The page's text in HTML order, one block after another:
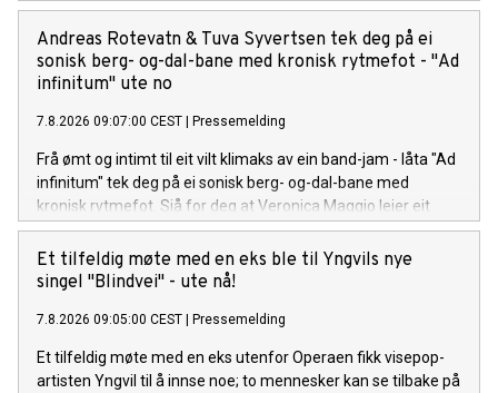
på sin nye singel «That's a Year», synger hun om den
spesifikke følelsen av å gå ut av et forhold og lure på om det
hele var bortkastet tid, men så å gradvis oppdage at livet på
den andre siden er uendelig mye bedre. Låten er bittersøt, litt
selvsikker og sassier enn noensinne. Sammen med singelen
slipper hun en offisiell musikkvideo på YouTube, som tar deg
med inn i det nye universet visuelt.
Andreas Rotevatn & Tuva Syvertsen tek deg på ei
sonisk berg- og-dal-bane med kronisk rytmefot - "Ad
infinitum" ute no
7.8.2026 09:07:00 CEST Pressemelding
Frå ømt og intimt til eit vilt klimaks av ein band-jam - låta "Ad
infinitum" tek deg på ei sonisk berg- og-dal-bane med
kronisk rytmefot. Sjå for deg at Veronica Maggio leier eit
vekkelsesmøte i indremisjonen kor målet er å gire
forsamlinga opp med pur glede og suggesjon. Liturgien til
den her seansen er Rotevatn sin tekst på arkaisk nynorsk, og
ein uendeleg prosess. "Ad infinitum", frå Andreas Rotevatn si
komande plate "Mellom saltvatn og sola", er ute no!
Et tilfeldig møte med en eks ble til Yngvils nye
singel "Blindvei" - ute nå!
7.8.2026 09:05:00 CEST Pressemelding
Et tilfeldig møte med en eks utenfor Operaen fikk visepop-
artisten Yngvil til å innse noe; to mennesker kan se tilbake på